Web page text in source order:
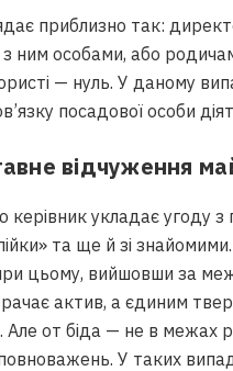
приблизно так:
з ним особами, або
— нуль. У даному
посадової особи
відчуження
укладає угоду з
та ще й зі
цьому, вийшовши за
актив, а єдиним
от біда — не в межах
У таких